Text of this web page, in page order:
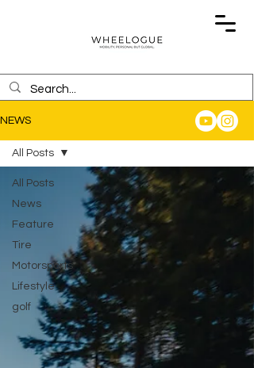
NEWS
All Posts
News
Feature
Tire
Motorsports
Lifestyle
golf
All Posts